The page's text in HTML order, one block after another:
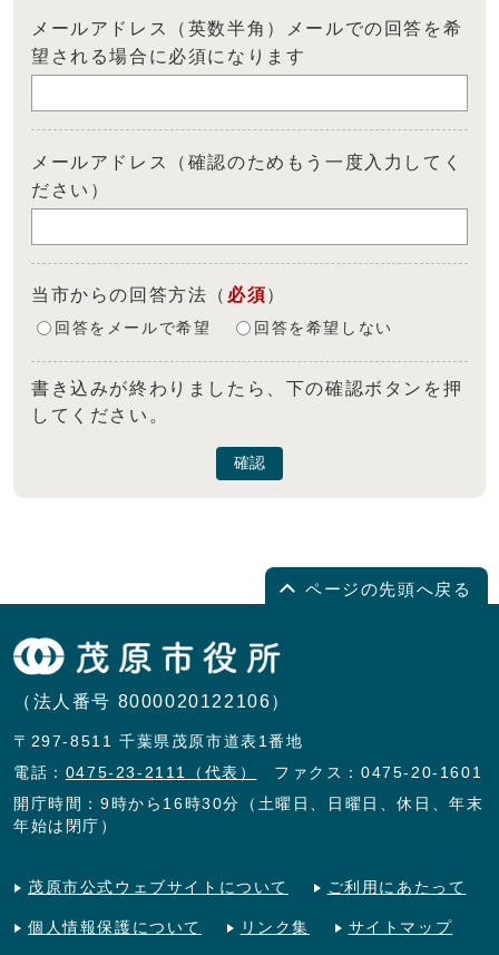
メールアドレス（英数半角）メールでの回答を希
望される場合に必須になります
メールアドレス（確認のためもう一度入力してく
ださい）
当市からの回答方法 （ 必須）
回答をメールで希望 回答を希望しない
書き込みが終わりましたら、下の確認ボタンを押
してください。
確認
ページの先頭へ戻る
（法人番号 8000020122106）
〒297-8511 千葉県茂原市道表1番地
電話： 0475-23-2111（代表）
ファクス：0475-20-1601
開庁時間：9時から16時30分（土曜日、日曜日、休日、年末
年始は閉庁）
茂原市公式ウェブサイトについて ご利用にあたって
個人情報保護について リンク集 サイトマップ